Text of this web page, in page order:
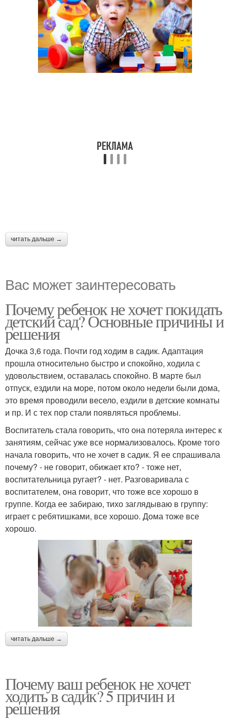
читать дальше →
Вас может заинтересовать
Почему ребенок не хочет покидать
детский сад? Основные причины и
решения
Дочка 3,6 года. Почти год ходим в садик. Адаптация
прошла относительно быстро и спокойно, ходила с
удовольствием, оставалась спокойно. В марте был
отпуск, ездили на море, потом около недели были дома,
это время проводили весело, ездили в детские комнаты
и пр. И с тех пор стали появляться проблемы.
Воспитатель стала говорить, что она потеряла интерес к
занятиям, сейчас уже все нормализовалось. Кроме того
начала говорить, что не хочет в садик. Я ее спрашивала
почему? - не говорит, обижает кто? - тоже нет,
воспитательница ругает? - нет. Разговаривала с
воспитателем, она говорит, что тоже все хорошо в
группе. Когда ее забираю, тихо заглядываю в группу:
играет с ребятишками, все хорошо. Дома тоже все
хорошо.
читать дальше →
Почему ваш ребенок не хочет
ходить в садик? 5 причин и
решения